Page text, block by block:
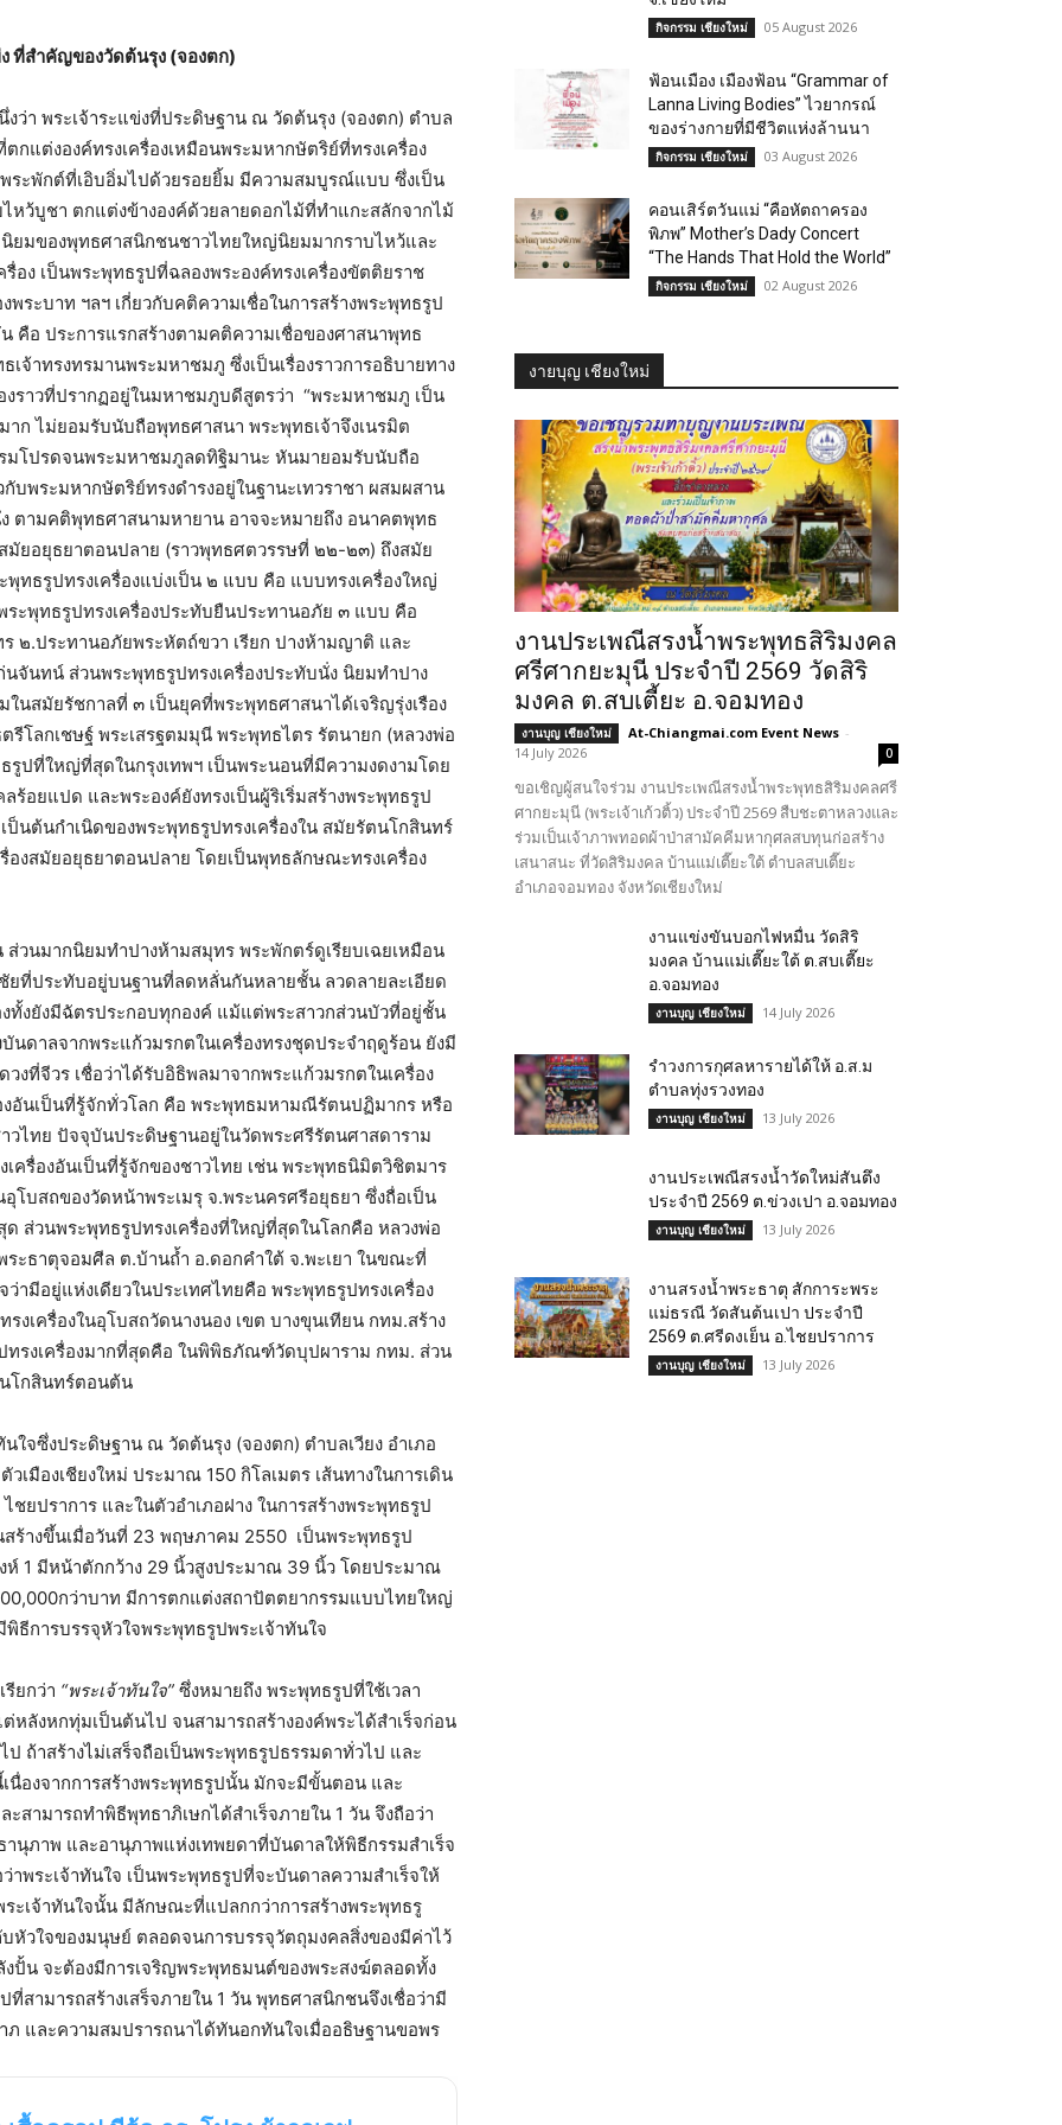
ที่สำคัญของวัดต้นรุง (จองตก)
งว่า พระเจ้าระแข่งที่ประดิษฐาน ณ วัดต้นรุง (จองตก) ตำบล
กแต่งองค์ทรงเครื่องเหมือนพระมหากษัตริย์ที่ทรงเครื่อง
ะพักต์ที่เอิบอิ่มไปด้วยรอยยิ้ม มีความสมบูรณ์แบบ ซึ่งเป็น
ว้บูชา ตกแต่งข้างองค์ด้วยลายดอกไม้ที่ทำแกะสลักจากไม้
ยมของพุทธศาสนิกชนชาวไทยใหญ่นิยมมากราบไหว้และ
อง เป็นพระพุทธรูปที่ฉลองพระองค์ทรงเครื่องขัตติยราช
ระบาท ฯลฯ เกี่ยวกับคติความเชื่อในการสร้างพระพุทธรูป
คือ ประการแรกสร้างตามคติความเชื่อของศาสนาพุทธ
จ้าทรงทรมานพระมหาชมภู ซึ่งเป็นเรื่องราวการอธิบายทาง
งราวที่ปรากฏอยู่ในมหาชมภูบดีสูตรว่า “พระมหาชมภู เป็น
ไม่ยอมรับนับถือพุทธศาสนา พระพุทธเจ้าจึงเนรมิต
มโปรดจนพระมหาชมภูลดทิฐิมานะ หันมายอมรับนับถือ
บพระมหากษัตริย์ทรงดำรงอยู่ในฐานะเทวราชา ผสมผสาน
ตามคติพุทธศาสนามหายาน อาจจะหมายถึง อนาคตพุทธ
มัยอยุธยาตอนปลาย (ราวพุทธศตวรรษที่ ๒๒-๒๓) ถึงสมัย
ธรูปทรงเครื่องแบ่งเป็น ๒ แบบ คือ แบบทรงเครื่องใหญ่
ะพุทธรูปทรงเครื่องประทับยืนประทานอภัย ๓ แบบ คือ
๒.ประทานอภัยพระหัตถ์ขวา เรียก ปางห้ามญาติ และ
จันทน์ ส่วนพระพุทธรูปทรงเครื่องประทับนั่ง นิยมทำปาง
นสมัยรัชกาลที่ ๓ เป็นยุคที่พระพุทธศาสนาได้เจริญรุ่งเรือง
โลกเชษฐ์ พระเสรฐตมมุนี พระพุทธไตร รัตนายก (หลวงพ่อ
ปที่ใหญ่ที่สุดในกรุงเทพฯ เป็นพระนอนที่มีความงดงามโดย
อยแปด และพระองค์ยังทรงเป็นผู้ริเริ่มสร้างพระพุทธรูป
ป็นต้นกำเนิดของพระพุทธรูปทรงเครื่องใน สมัยรัตนโกสินทร์
งสมัยอยุธยาตอนปลาย โดยเป็นพุทธลักษณะทรงเครื่อง
วนมากนิยมทำปางห้ามสมุทร พระพักตร์ดูเรียบเฉยเหมือน
ที่ประทับอยู่บนฐานที่ลดหลั่นกันหลายชั้น ลวดลายละเอียด
ทั้งยังมีฉัตรประกอบทุกองค์ แม้แต่พระสาวกส่วนบัวที่อยู่ชั้น
นดาลจากพระแก้วมรกตในเครื่องทรงชุดประจำฤดูร้อน ยังมี
ที่จีวร เชื่อว่าได้รับอิธิพลมาจากพระแก้วมรกตในเครื่อง
อันเป็นที่รู้จักทั่วโลก คือ พระพุทธมหามณีรัตนปฏิมากร หรือ
ไทย ปัจจุบันประดิษฐานอยู่ในวัดพระศรีรัตนศาสดาราม
ครื่องอันเป็นที่รู้จักของชาวไทย เช่น พระพุทธนิมิตวิชิตมาร
โบสถของวัดหน้าพระเมรุ จ.พระนครศรีอยุธยา ซึ่งถื่อเป็น
ส่วนพระพุทธรูปทรงเครื่องที่ใหญ่ที่สุดในโลกคือ หลวงพ่อ
ธาตุจอมศีล ต.บ้านถ้ำ อ.ดอกคำใต้ จ.พะเยา ในขณะที่
ามีอยู่แห่งเดียวในประเทศไทยคือ พระพุทธรูปทรงเครื่อง
งเครื่องในอุโบสถวัดนางนอง เขต บางขุนเทียน กทม.สร้าง
รงเครื่องมากที่สุดคือ ในพิพิธภัณฑ์วัดบุปผาราม กทม. ส่วน
โกสินทร์ตอนต้น
นใจซึ่งประดิษฐาน ณ วัดต้นรุง (จองตก) ตำบลเวียง อำเภอ
เมืองเชียงใหม่ ประมาณ 150 กิโลเมตร เส้นทางในการเดิน
ยปราการ และในตัวอำเภอฝาง ในการสร้างพระพุทธรูป
ร้างขึ้นเมื่อวันที่ 23 พฤษภาคม 2550 เป็นพระพุทธรูป
ห์ 1 มีหน้าตักกว้าง 29 นิ้วสูงประมาณ 39 นิ้ว โดยประมาณ
กว่าบาท มีการตกแต่งสถาปัตตยากรรมแบบไทยใหญ่
ธีการบรรจุหัวใจพระพุทธรูปพระเจ้าทันใจ
ยกว่า “พระเจ้าทันใจ” ซึ่งหมายถึง พระพุทธรูปที่ใช้เวลา
หลังหกทุ่มเป็นต้นไป จนสามารถสร้างองค์พระได้สำเร็จก่อน
ถ้าสร้างไม่เสร็จถือเป็นพระพุทธรูปธรรมดาทั่วไป และ
นื่องจากการสร้างพระพุทธรูปนั้น มักจะมีขั้นตอน และ
สามารถทำพิธีพุทธาภิเษกได้สำเร็จภายใน 1 วัน จึงถือว่า
านุภาพ และอานุภาพแห่งเทพยดาที่บันดาลให้พิธีกรรมสำเร็จ
พระเจ้าทันใจ เป็นพระพุทธรูปที่จะบันดาลความสำเร็จให้
ะเจ้าทันใจนั้น มีลักษณะที่แปลกกว่าการสร้างพระพุทธรู
หัวใจของมนุษย์ ตลอดจนการบรรจุวัตถุมงคลสิ่งของมีค่าไว้
งปั้น จะต้องมีการเจริญพระพุทธมนต์ของพระสงฆ์ตลอดทั้ง
สามารถสร้างเสร็จภายใน 1 วัน พุทธศาสนิกชนจึงเชื่อว่ามี
และความสมปรารถนาได้ทันอกทันใจเมื่ออธิษฐานขอพร
กิจกรรม เชียงใหม่ 05 August 2026
ฟ้อนเมือง เมืองฟ้อน “Grammar of
Lanna Living Bodies” ไวยากรณ์
ของร่างกายที่มีชีวิตแห่งล้านนา
กิจกรรม เชียงใหม่ 03 August 2026
คอนเสิร์ตวันแม่ “คือหัตถาครอง
พิภพ” Mother’s Dady Concert
“The Hands That Hold the World”
กิจกรรม เชียงใหม่ 02 August 2026
งายบุญ เชียงใหม่
งานประเพณีสรงน้ำพระพุทธสิริมงคล
ศรีศากยะมุนี ประจำปี 2569 วัดสิริ
มงคล ต.สบเตี้ยะ อ.จอมทอง
งานบุญ เชียงใหม่ At-Chiangmai.com Event News -
14 July 2026
0
ขอเชิญผู้สนใจร่วม งานประเพณีสรงน้ำพระพุทธสิริมงคลศรี
ศากยะมุนี (พระเจ้าเก้วติ้ว) ประจำปี 2569 สืบชะตาหลวงและ
ร่วมเป็นเจ้าภาพทอดผ้าป่าสามัคคีมหากุศลสบทุนก่อสร้าง
เสนาสนะ ที่วัดสิริมงคล บ้านแม่เตี๊ยะใต้ ตำบลสบเตี๊ยะ
อำเภอจอมทอง จังหวัดเชียงใหม่
งานแข่งขันบอกไฟหมื่น วัดสิริ
มงคล บ้านแม่เตี๊ยะใต้ ต.สบเตี๊ยะ
อ.จอมทอง
งานบุญ เชียงใหม่ 14 July 2026
รำวงการกุศลหารายได้ให้ อ.ส.ม
ตำบลทุ่งรวงทอง
งานบุญ เชียงใหม่ 13 July 2026
งานประเพณีสรงน้ำวัดใหม่สันตึง
ประจำปี 2569 ต.ข่วงเปา อ.จอมทอง
งานบุญ เชียงใหม่ 13 July 2026
งานสรงน้ำพระธาตุ สักการะพระ
แม่ธรณี วัดสันต้นเปา ประจำปี
2569 ต.ศรีดงเย็น อ.ไชยปราการ
งานบุญ เชียงใหม่ 13 July 2026